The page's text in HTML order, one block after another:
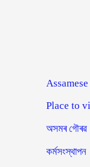
Place to
অসমৰ গৌৰৱ
কৰ্মসংস্থাপন